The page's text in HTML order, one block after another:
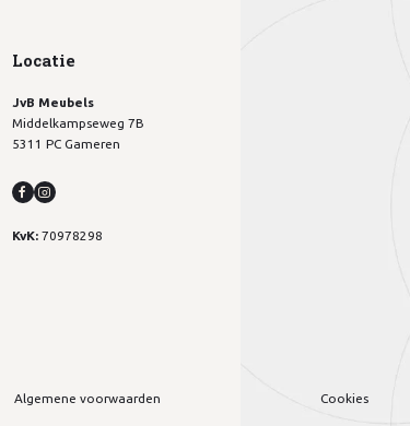
Locatie
JvB Meubels
Middelkampseweg 7B
5311 PC Gameren
KvK:70978298
Algemene voorwaarden Cookies